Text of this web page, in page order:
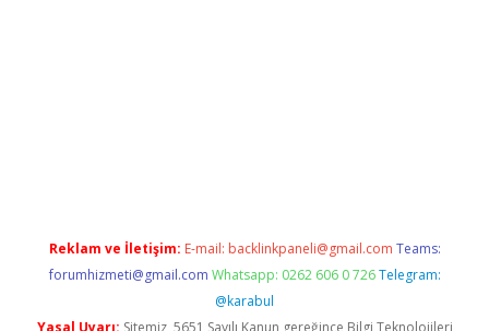
Reklam ve İletişim: E-mail: backlinkpaneli@gmail.com Teams:
forumhizmeti@gmail.com Whatsapp: 0262 606 0 726 Telegram:
@karabul
Yasal Uyarı: Sitemiz, 5651 Sayılı Kanun gereğince Bilgi Teknolojileri